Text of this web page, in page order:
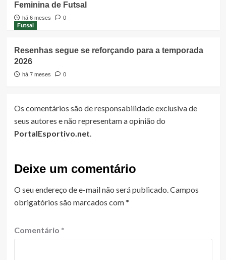
Feminina de Futsal
há 6 meses
0
Futsal
Resenhas segue se reforçando para a temporada
2026
há 7 meses 0
Os comentários são de responsabilidade exclusiva de
seus autores e não representam a opinião do
PortalEsportivo.net.
Deixe um comentário
O seu endereço de e-mail não será publicado.Campos
obrigatórios são marcados com*
Comentário *